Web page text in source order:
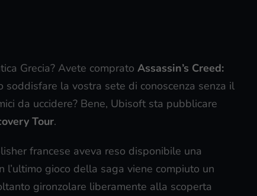
Grecia? Avete comprato Assassin’s Creed:
la vostra sete di conoscenza senza il
da uccidere? Bene, Ubisoft sta pubblicare
Tour.
francese aveva reso disponibile una
gioco della saga viene compiuto un
gironzolare liberamente alla scoperta